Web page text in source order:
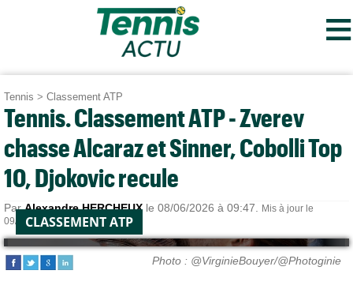
≡
Tennis > Classement ATP
Tennis. Classement ATP - Zverev
chasse Alcaraz et Sinner, Cobolli Top
10, Djokovic recule
ParAlexandre HERCHEUX le 08/06/2026 à 09:47.
Mis à jour le
09/06/2026 à 07:35.
CLASSEMENT ATP
Photo : @VirginieBouyer/@Photoginie